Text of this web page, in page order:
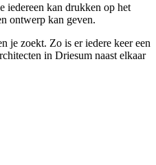
iedereen kan drukken op het
ontwerp kan geven.
je zoekt. Zo is er iedere keer een
in Driesum naast elkaar